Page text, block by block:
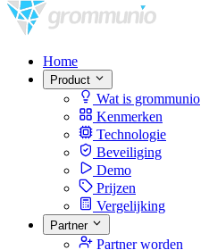
Home
Product
Wat is grommunio
Kenmerken
Technologie
Beveiliging
Demo
Prijzen
Vergelijking
Partner
Partner worden